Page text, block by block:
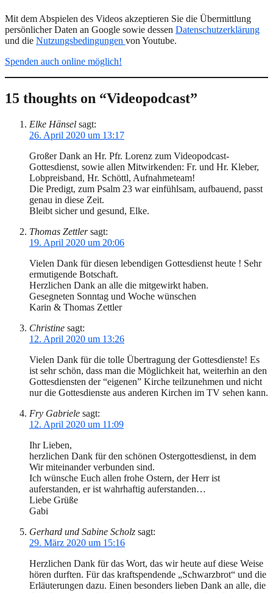
Mit dem Abspielen des Videos akzeptieren Sie die Übermittlung
persönlicher Daten an Google sowie dessen Datenschutzerklärung
und die Nutzungsbedingungen von Youtube.
Spenden auch online möglich!
15 thoughts on “Videopodcast”
Elke Hänsel sagt:
26. April 2020 um 13:17
Großer Dank an Hr. Pfr. Lorenz zum Videopodcast-
Gottesdienst, sowie allen Mitwirkenden: Fr. und Hr. Kleber,
Lobpreisband, Hr. Schöttl, Aufnahmeteam!
Die Predigt, zum Psalm 23 war einfühlsam, aufbauend, passt
genau in diese Zeit.
Bleibt sicher und gesund, Elke.
Thomas Zettler sagt:
19. April 2020 um 20:06
Vielen Dank für diesen lebendigen Gottesdienst heute ! Sehr
ermutigende Botschaft.
Herzlichen Dank an alle die mitgewirkt haben.
Gesegneten Sonntag und Woche wünschen
Karin & Thomas Zettler
Christine sagt:
12. April 2020 um 13:26
Vielen Dank für die tolle Übertragung der Gottesdienste! Es
ist sehr schön, dass man die Möglichkeit hat, weiterhin an den
Gottesdiensten der “eigenen” Kirche teilzunehmen und nicht
nur die Gottesdienste aus anderen Kirchen im TV sehen kann.
Fry Gabriele sagt:
12. April 2020 um 11:09
Ihr Lieben,
herzlichen Dank für den schönen Ostergottesdienst, in dem
Wir miteinander verbunden sind.
Ich wünsche Euch allen frohe Ostern, der Herr ist
auferstanden, er ist wahrhaftig auferstanden…
Liebe Grüße
Gabi
Gerhard und Sabine Scholz sagt:
29. März 2020 um 15:16
Herzlichen Dank für das Wort, das wir heute auf diese Weise
hören durften. Für das kraftspendende „Schwarzbrot“ und die
Erläuterungen dazu. Einen besonders lieben Dank an alle, die